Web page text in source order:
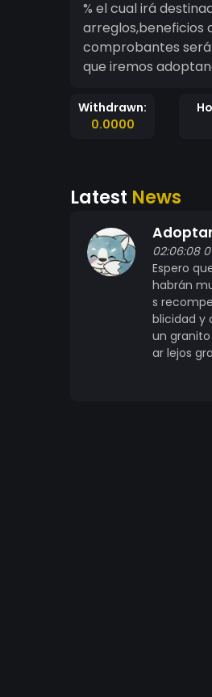
% el cual irá destinado 4% ala comunidad 2% a los intercambios que nos enlisten y 2% a
arreglos,beneficios de hogares de reposo y Iglesias que
comprobantes
que iremos
Withdrawn:
0.0000
Latest News
02:06:08
Espero
habrán
s
blicidad y
un
ar lejos